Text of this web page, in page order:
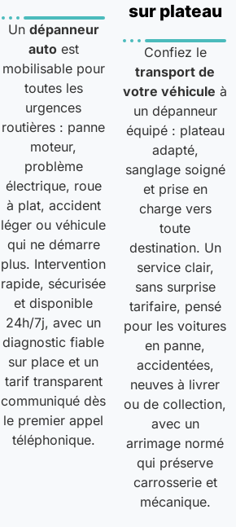
Un dépanneur
autoest
mobilisable pour
toutes les
urgences
routières : panne
moteur,
problème
électrique, roue
à plat, accident
léger ou véhicule
qui ne démarre
plus. Intervention
rapide, sécurisée
et disponible
24h/7j, avec un
diagnostic fiable
sur place et un
tarif transparent
communiqué dès
le premier appel
téléphonique.
sur plateau
Confiez le
transport de
votre véhicule à
un dépanneur
équipé : plateau
adapté,
sanglage soigné
et prise en
charge vers
toute
destination. Un
service clair,
sans surprise
tarifaire, pensé
pour les voitures
en panne,
accidentées,
neuves à livrer
ou de collection,
avec un
arrimage normé
qui préserve
carrosserie et
mécanique.